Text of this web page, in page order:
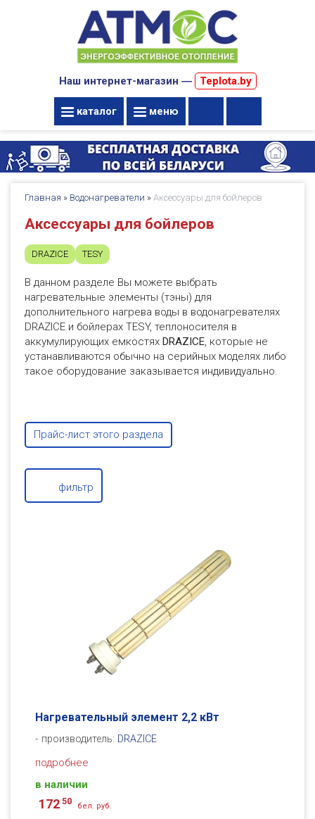
Наш интернет-магазин ― Teplota.by
каталог меню
Главная » Водонагреватели » Аксессуары для бойлеров
Аксессуары для бойлеров
DRAZICE TESY
В данном разделе Вы можете выбрать
нагревательные элементы (тэны) для
дополнительного нагрева воды в водонагревателях
DRAZICE и бойлерах TESY, теплоносителя в
аккумулирующих емкостях DRAZICE, которые не
устанавливаются обычно на серийных моделях либо
такое оборудование заказывается индивидуально.
Прайс-лист этого раздела
фильтр
Нагревательный элемент 2,2 кВт
производитель: DRAZICE
подробнее
в наличии
172 50 бел. руб.